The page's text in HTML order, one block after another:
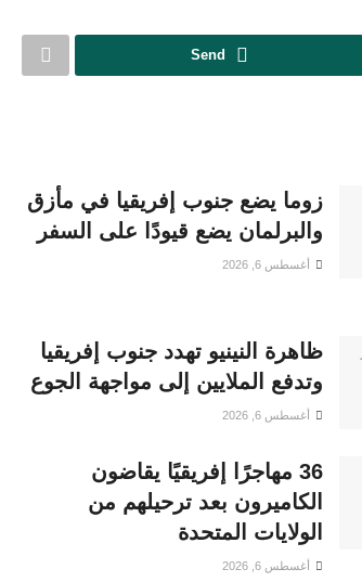
Send
زوما يضع جنوب إفريقيا في مأزق
والبرلمان يضع قيودًا على السفر
أغسطس 6, 2026
ظاهرة النينيو تهدد جنوب إفريقيا
وتدفع الملايين إلى مواجهة الجوع
أغسطس 6, 2026
36 مهاجرًا إفريقيًا يقاضون
الكاميرون بعد ترحيلهم من
الولايات المتحدة
أغسطس 6, 2026